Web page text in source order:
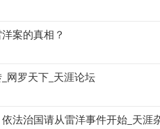
案的真相？
网罗天下_天涯论坛
依法治国请从雷洋事件开始_天涯